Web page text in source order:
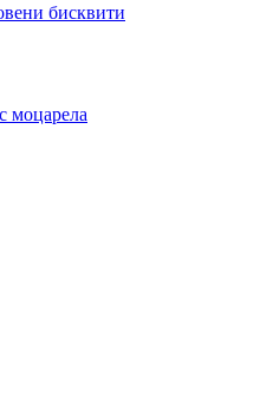
бисквити
моцарела